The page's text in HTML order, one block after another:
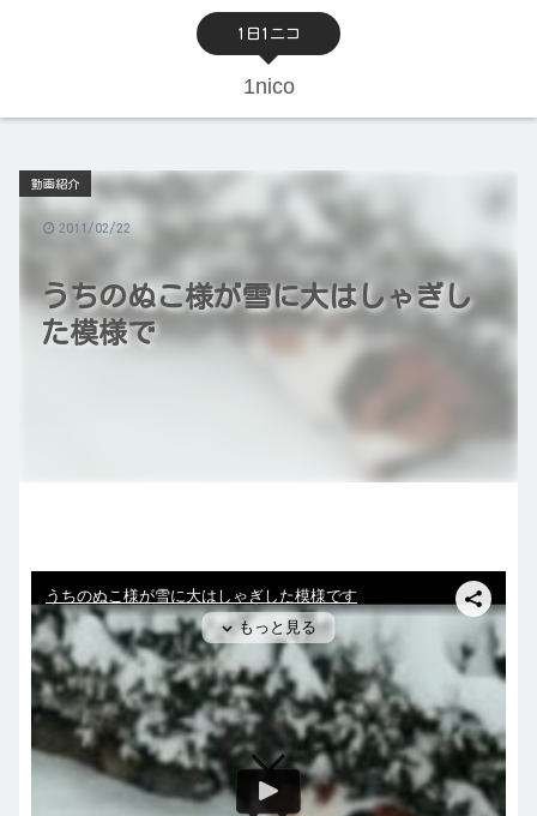
1日1ニコ
1nico
うちのぬこ様が雪に大はしゃぎし
た模様で
動画紹介
2011/02/22